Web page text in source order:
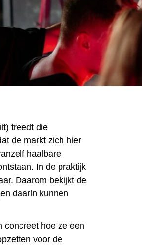
treedt die
de markt zich hier
haalbare
In de praktijk
Daarom bekijkt de
daarin kunnen
concreet hoe ze een
voor de